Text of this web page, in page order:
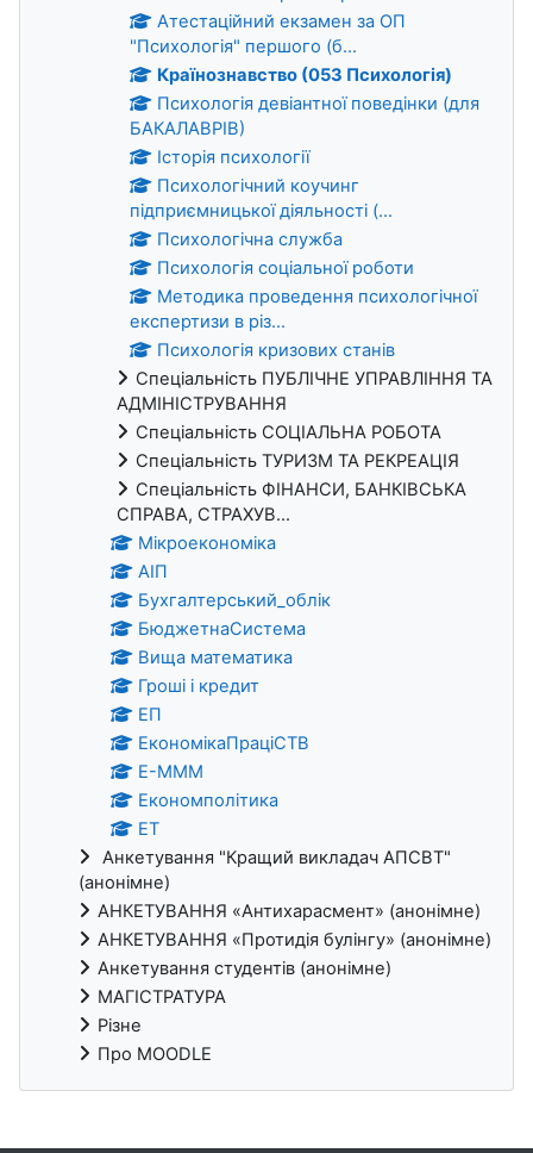
Атестаційний екзамен за ОП
"Психологія" першого (б...
Країнознавство (053 Психологія)
Психологія девіантної поведінки (для
БАКАЛАВРІВ)
Історія психології
Психологічний коучинг
підприємницької діяльності (...
Психологічна служба
Психологія соціальної роботи
Методика проведення психологічної
експертизи в різ...
Психологія кризових станів
Спеціальність ПУБЛІЧНЕ УПРАВЛІННЯ ТА
АДМІНІСТРУВАННЯ
Спеціальність СОЦІАЛЬНА РОБОТА
Спеціальність ТУРИЗМ ТА РЕКРЕАЦІЯ
Спеціальність ФІНАНСИ, БАНКІВСЬКА
СПРАВА, СТРАХУВ...
Мікроекономіка
АІП
Бухгалтерський_облік
БюджетнаСистема
Вища математика
Гроші і кредит
ЕП
ЕкономікаПраціСТВ
Е-МММ
Економполітика
ЕТ
Анкетування "Кращий викладач АПСВТ"
(анонімне)
АНКЕТУВАННЯ «Антихарасмент» (анонімне)
АНКЕТУВАННЯ «Протидія булінгу» (анонімне)
Анкетування студентів (анонімне)
МАГІСТРАТУРА
Різне
Про MOODLE
Додаткові блоки